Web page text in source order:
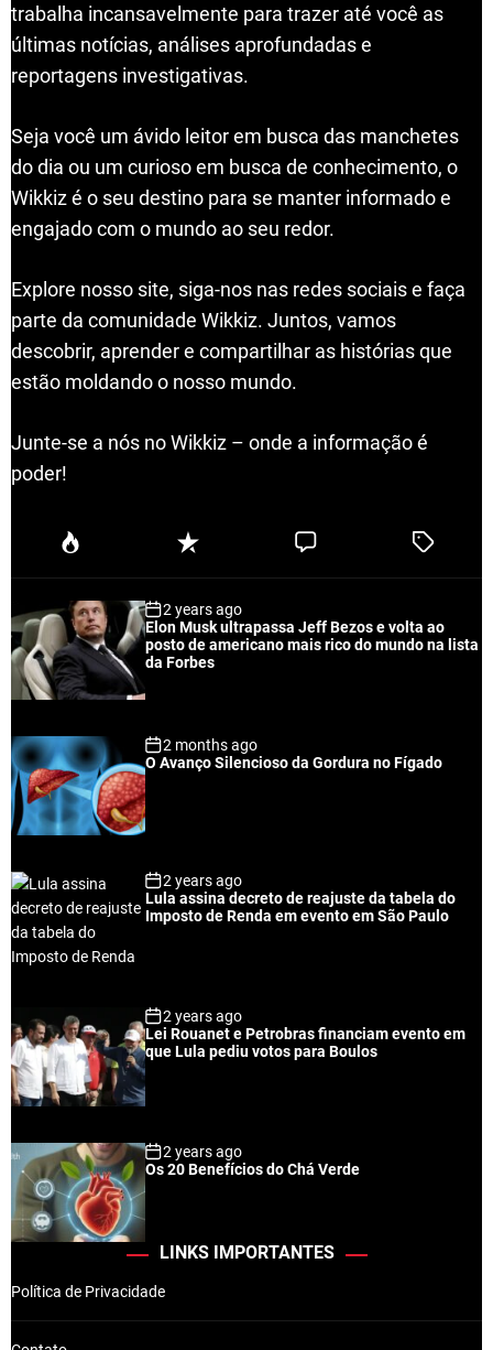
trabalha incansavelmente para trazer até você as
últimas notícias, análises aprofundadas e
reportagens investigativas.
Seja você um ávido leitor em busca das manchetes
do dia ou um curioso em busca de conhecimento, o
Wikkiz é o seu destino para se manter informado e
engajado com o mundo ao seu redor.
Explore nosso site, siga-nos nas redes sociais e faça
parte da comunidade Wikkiz. Juntos, vamos
descobrir, aprender e compartilhar as histórias que
estão moldando o nosso mundo.
Junte-se a nós no Wikkiz – onde a informação é
poder!
P
u
a
r
R
e
n
t
C
e
T
e
2 years ago
Elon Musk ultrapassa Jeff Bezos e volta ao
posto de americano mais rico do mundo na lista
da Forbes
2 months ago
O Avanço Silencioso da Gordura no Fígado
2 years ago
Lula assina decreto de reajuste da tabela do
Imposto de Renda em evento em São Paulo
2 years ago
Lei Rouanet e Petrobras financiam evento em
que Lula pediu votos para Boulos
2 years ago
Os 20 Benefícios do Chá Verde
LINKS IMPORTANTES
Política de Privacidade